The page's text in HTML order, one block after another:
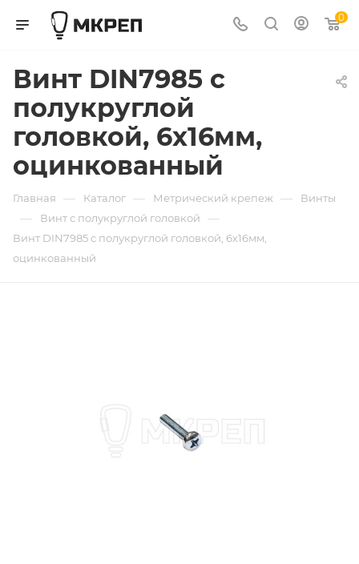
0
Винт DIN7985 с
полукруглой
головкой, 6х16мм,
оцинкованный
Главная — Каталог — Метрический крепеж — Винты
— Винт с полукруглой головкой —
Винт DIN7985 с полукруглой головкой, 6х16мм,
оцинкованный